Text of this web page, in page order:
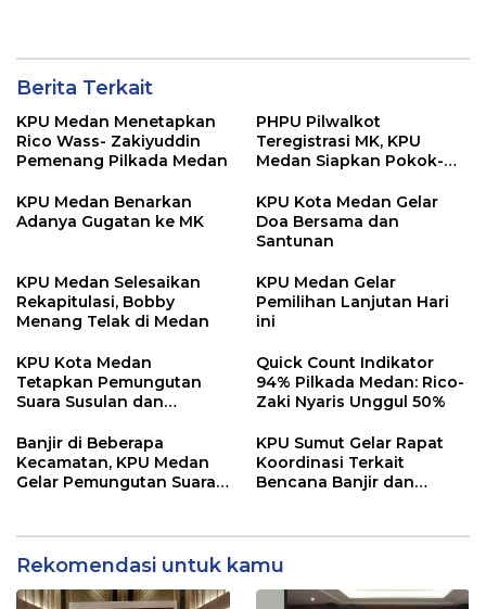
Berita Terkait
KPU Medan Menetapkan
Rico Wass- Zakiyuddin
Pemenang Pilkada Medan
PHPU Pilwalkot
Teregistrasi MK, KPU
Medan Siapkan Pokok-
KPU Medan Benarkan
Adanya Gugatan ke MK
KPU Kota Medan Gelar
Doa Bersama dan
Santunan
KPU Medan Selesaikan
Rekapitulasi, Bobby
Menang Telak di Medan
KPU Medan Gelar
Pemilihan Lanjutan Hari
ini
KPU Kota Medan
Tetapkan Pemungutan
Suara Susulan dan
Desember 2024
Quick Count Indikator
94% Pilkada Medan: Rico-
Zaki Nyaris Unggul 50%
Banjir di Beberapa
Kecamatan, KPU Medan
Gelar Pemungutan Suara
KPU Sumut Gelar Rapat
Koordinasi Terkait
Bencana Banjir dan
Rekomendasi untuk kamu